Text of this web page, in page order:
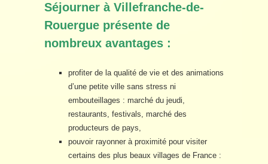
Séjourner à Villefranche-de-
Rouergue présente de
nombreux avantages :
profiter de la qualité de vie et des animations
d’une petite ville sans stress ni
embouteillages : marché du jeudi,
restaurants, festivals, marché des
producteurs de pays,
pouvoir rayonner à proximité pour visiter
certains des plus beaux villages de France :